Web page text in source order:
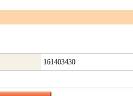
161403430